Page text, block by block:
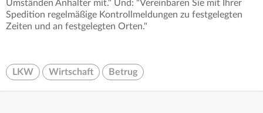
Umständen Anhalter mit." Und: "Vereinbaren Sie mit Ihrer
Spedition regelmäßige Kontrollmeldungen zu festgelegten
Zeiten und an festgelegten Orten."
LKW Wirtschaft Betrug